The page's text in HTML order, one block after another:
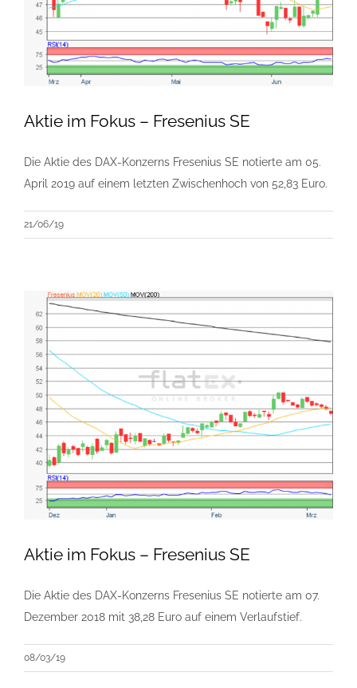
Aktie im Fokus – Fresenius SE
Die Aktie des DAX-Konzerns Fresenius SE notierte am 05.
April 2019 auf einem letzten Zwischenhoch von 52,83 Euro.
21/06/19
Aktie im Fokus – Fresenius SE
Die Aktie des DAX-Konzerns Fresenius SE notierte am 07.
Dezember 2018 mit 38,28 Euro auf einem Verlaufstief.
08/03/19